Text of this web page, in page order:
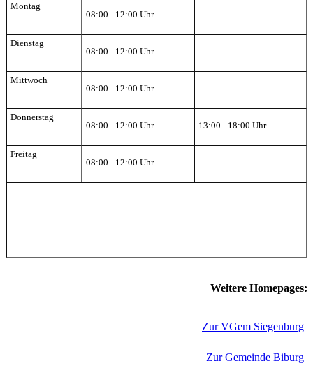
Montag
08:00 - 12:00 Uhr
Dienstag
08:00 - 12:00 Uhr
Mittwoch
08:00 - 12:00 Uhr
Donnerstag
08:00 - 12:00 Uhr
13:00 - 18:00 Uhr
Freitag
08:00 - 12:00 Uhr
Weitere Homepages:
Zur VGem Siegenburg
Zur Gemeinde Biburg